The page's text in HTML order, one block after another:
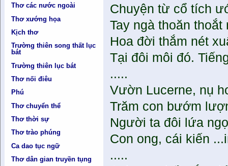
Thơ các nước ngoài
Thơ xướng họa
Kịch thơ
Trường thiên song thất lục
bát
Trường thiên lục bát
Thơ nối điêu
Phú
Thơ chuyển thể
Thơ thời sự
Thơ trào phúng
Ca dao tục ngữ
Thơ dân gian truyền tụng
Chuyện từ cổ tích
Tay ngà thoăn
Hoa đời thắm nét
Tại đôi môi đó.
.....
Vườn Lucerne, nụ
Trăm con bướm
Người ta đôi lứa
Con ong, cái kiến
.....